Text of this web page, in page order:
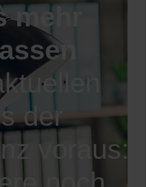
mehr
der
voraus: